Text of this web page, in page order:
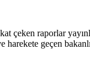
çeken raporlar
geçen